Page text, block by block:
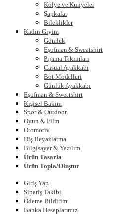
Kolye ve Künyeler
Şapkalar
Bileklikler
Kadın Giyim
Gömlek
Eşofman & Sweatshirt
Pijama Takımları
Casual Ayakkabı
Bot Modelleri
Günlük Ayakkabı
Eşofman & Sweatshirt
Kişisel Bakım
Spor & Outdoor
Oyun & Film
Otomotiv
Diş Beyazlatma
Bilgisayar & Yazılım
Ürün Tasarla
Ürün Topla/Oluştur
Giriş Yap
Sipariş Takibi
Ödeme Bildirimi
Banka Hesaplarımız